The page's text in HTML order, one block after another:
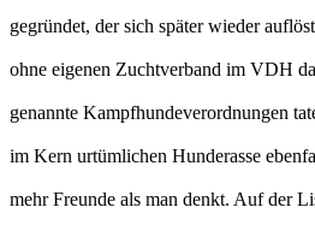
gegründet, der sich später wieder
ohne eigenen Zuchtverband im VDH
genannte Kampfhundeverordnungen
im Kern urtümlichen Hunderasse
mehr Freunde als man denkt. Auf der